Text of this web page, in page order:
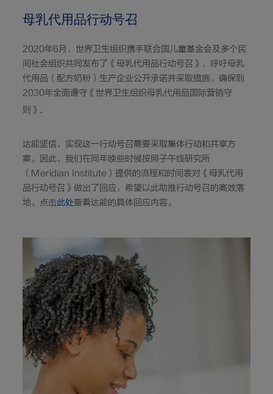
母乳代用品行动号召
2020年6月，世界卫生组织携手联合国儿童基金会及多个民
间社会组织共同发布了《母乳代用品行动号召》，呼吁母乳
代用品（配方奶粉）生产企业公开承诺并采取措施，确保到
2030年全面遵守《世界卫生组织母乳代用品国际营销守
则》 .
达能坚信，实现这一行动号召需要采取集体行动和共享方
案。因此，我们在同年晚些时候按照子午线研究所
（Meridian Institute）提供的流程和时间表对《母乳代用
品行动号召》做出了回应，希望以此助推行动号召的高效落
地。点击此处查看达能的具体回应内容。